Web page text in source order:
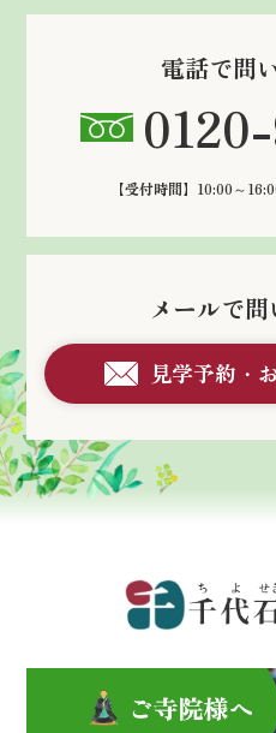
電話で問
【受付時間】10:00～
メールで
見学予約・